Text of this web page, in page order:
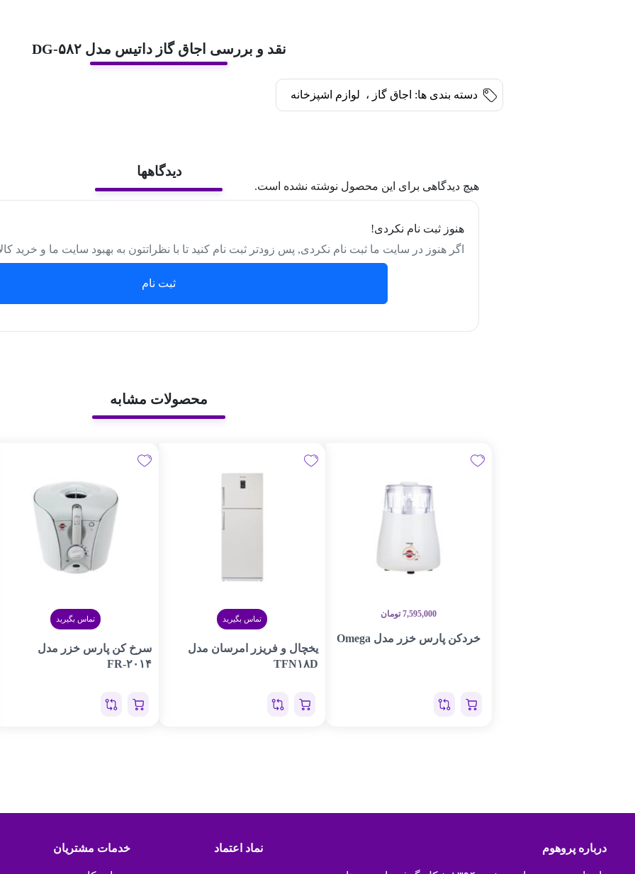
نقد و بررسی اجاق گاز داتیس مدل DG-۵۸۲
دسته بندی ها: اجاق گاز ، لوازم اشپزخانه
دیدگاهها
هیچ دیدگاهی برای این محصول نوشته نشده است.
هنوز ثبت نام نکردی!
اگر هنوز در سایت ما ثبت نام نکردی, پس زودتر ثبت نام کنید تا با نظراتتون به بهبود سایت ما و خرید
ثبت نام
محصولات مشابه
7,595,000 تومان
خردکن پارس خزر مدل Omega
تماس بگیرید
یخچال و فریزر امرسان مدل
TFN۱۸D
تماس بگیرید
سرخ کن پارس خزر مدل
FR-۲۰۱۴
درباره پروهوم نماد اعتماد خدمات مشتریان